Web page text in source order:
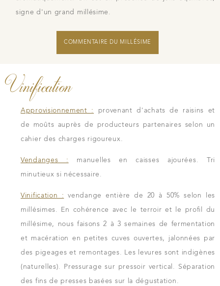
signe d'un grand millésime.
COMMENTAIRE DU MILLÉSIME
Vinification
Approvisionnement :
provenant d'achats de raisins et
de moûts auprès de producteurs partenaires selon un
cahier des charges rigoureux.
Vendanges : manuelles en caisses ajourées. Tri
minutieux si nécessaire.
Vinification : vendange entière de 20 à 50% selon les
millésimes. En cohérence avec le terroir et le profil du
millésime, nous faisons 2 à 3 semaines de fermentation
et macération en petites cuves ouvertes, jalonnées par
des pigeages et remontages. Les levures sont indigènes
(naturelles). Pressurage sur pressoir vertical. Séparation
des fins de presses basées sur la dégustation.